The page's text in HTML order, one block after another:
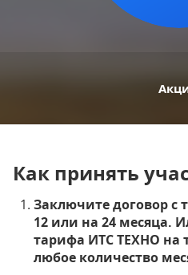
Как принять
Заключите договор
12 или на 24 месяца.
тарифа ИТС ТЕХНО на
любое количество